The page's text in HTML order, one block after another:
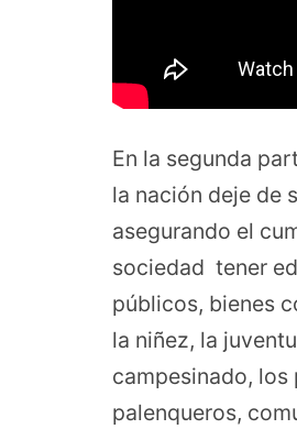
En la segunda
la nación deje de
asegurando el
sociedad tener
públicos, bienes
la niñez, la
campesinado, los
palenqueros,